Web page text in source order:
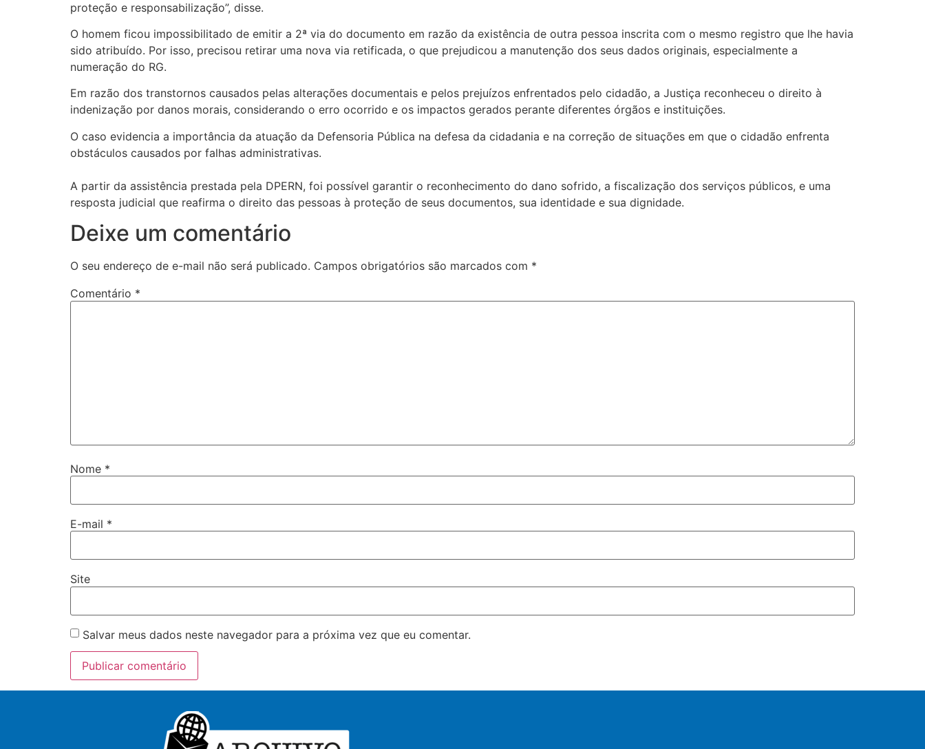
proteção e responsabilização”, disse.
O homem ficou impossibilitado de emitir a 2ª via do documento em razão da existência de outra pessoa inscrita com o mesmo registro que lhe havia
sido atribuído. Por isso, precisou retirar uma nova via retificada, o que prejudicou a manutenção dos seus dados originais, especialmente a
numeração do RG.
Em razão dos transtornos causados pelas alterações documentais e pelos prejuízos enfrentados pelo cidadão, a Justiça reconheceu o direito à
indenização por danos morais, considerando o erro ocorrido e os impactos gerados perante diferentes órgãos e instituições.
O caso evidencia a importância da atuação da Defensoria Pública na defesa da cidadania e na correção de situações em que o cidadão enfrenta
obstáculos causados por falhas administrativas.
A partir da assistência prestada pela DPERN, foi possível garantir o reconhecimento do dano sofrido, a fiscalização dos serviços públicos, e uma
resposta judicial que reafirma o direito das pessoas à proteção de seus documentos, sua identidade e sua dignidade.
Deixe um comentário
O seu endereço de e-mail não será publicado. Campos obrigatórios são marcados com *
Comentário *
Nome *
E-mail *
Site
Salvar meus dados neste navegador para a próxima vez que eu comentar.